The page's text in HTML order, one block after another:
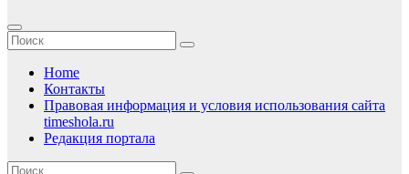
Home
Контакты
Правовая информация и условия использования сайта
timeshola.ru
Редакция портала